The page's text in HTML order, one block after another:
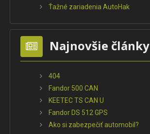
Ťažné zariadenia AutoHak
Najnovšie články
404
Fandor 500 CAN
KEETEC TS CAN U
Fandor DS 512 GPS
Ako si zabezpečiť automobil?